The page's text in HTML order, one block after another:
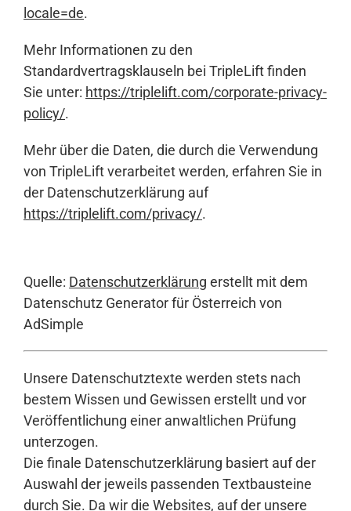
locale=de.
Mehr Informationen zu den
Standardvertragsklauseln bei TripleLift finden
Sie unter: https://triplelift.com/corporate-privacy-
policy/.
Mehr über die Daten, die durch die Verwendung
von TripleLift verarbeitet werden, erfahren Sie in
der Datenschutzerklärung auf
https://triplelift.com/privacy/.
Quelle: Datenschutzerklärung erstellt mit dem
Datenschutz Generator für Österreich von
AdSimple
Unsere Datenschutztexte werden stets nach
bestem Wissen und Gewissen erstellt und vor
Veröffentlichung einer anwaltlichen Prüfung
unterzogen.
Die finale Datenschutzerklärung basiert auf der
Auswahl der jeweils passenden Textbausteine
durch Sie. Da wir die Websites, auf der unsere